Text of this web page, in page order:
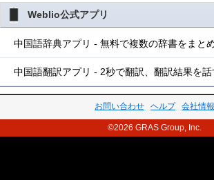
Weblio公式アプリ
中国語辞典アプリ - 無料で複数の辞書をまと
中国語翻訳アプリ - 2秒で翻訳、翻訳結果を
お問い合わせ ヘルプ 会社情報
©2026 GRAS Group, Inc.